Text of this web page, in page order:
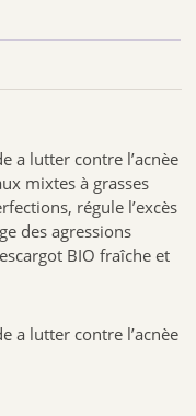
a lutter contre l’acnèe
mixtes à grasses
régule l’excès
des agressions
BIO fraîche et
a lutter contre l’acnèe